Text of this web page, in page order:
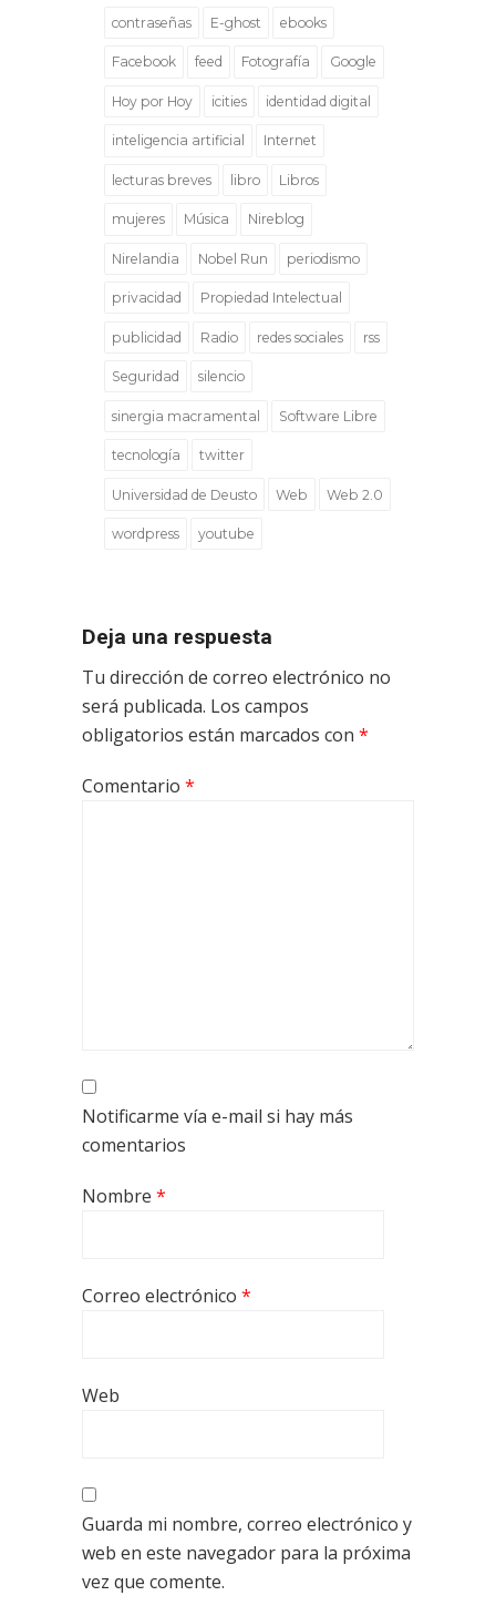
contraseñas E-ghost ebooks
Facebook feed Fotografía Google
Hoy por Hoy icities identidad digital
inteligencia artificial Internet
lecturas breves libro Libros
mujeres Música Nireblog
Nirelandia Nobel Run periodismo
privacidad Propiedad Intelectual
publicidad Radio redes sociales rss
Seguridad silencio
sinergia macramental Software Libre
tecnología twitter
Universidad de Deusto Web Web 2.0
wordpress youtube
Deja una respuesta
Tu dirección de correo electrónico no
será publicada. Los campos
obligatorios están marcados con *
Comentario *
Notificarme vía e-mail si hay más
comentarios
Nombre *
Correo electrónico *
Web
Guarda mi nombre, correo electrónico y
web en este navegador para la próxima
vez que comente.